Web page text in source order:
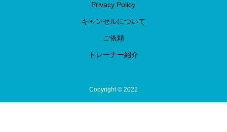
Privacy Policy
キャンセルについて
ご依頼
トレーナー紹介
Copyright © 2022